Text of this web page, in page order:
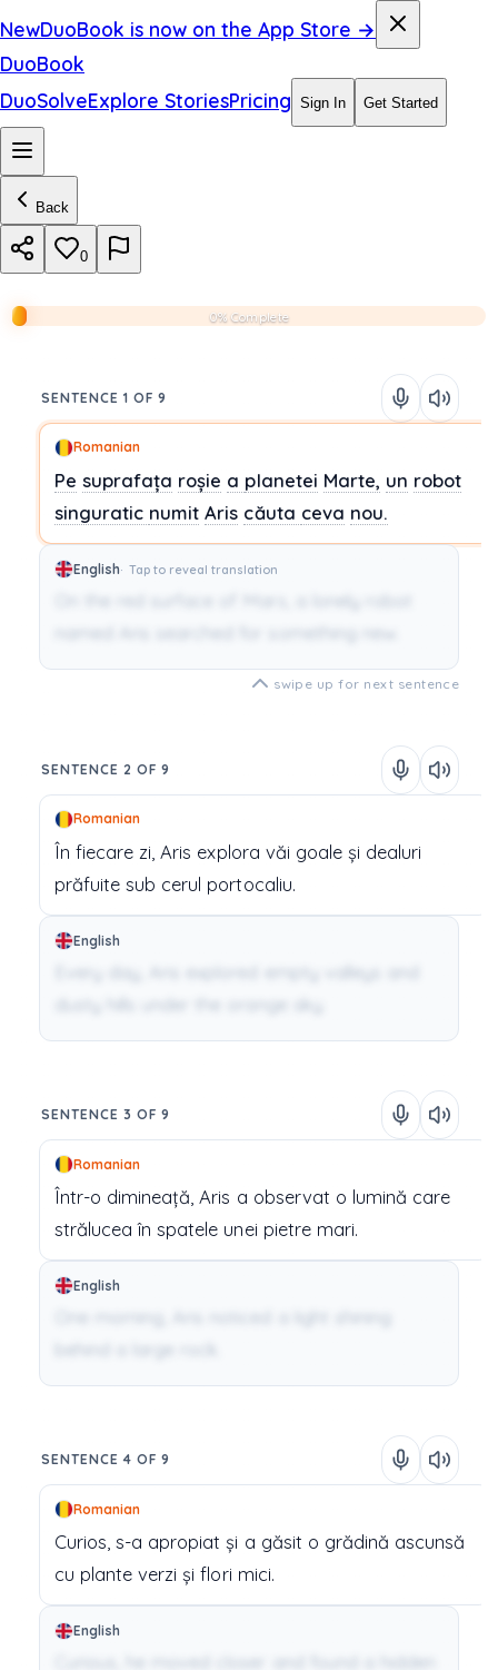
NewDuoBook is now on the App Store →
DuoBook
DuoSolveExplore StoriesPricing Sign In Get Started
Back
0
0% Complete
SENTENCE 1 OF 9
Romanian
Pe suprafața roșie a planetei Marte, un robot
singuratic numit Aris căuta ceva nou.
English Tap to reveal translation
swipe up for next sentence
SENTENCE 2 OF 9
Romanian
În fiecare zi, Aris explora văi goale și dealuri
prăfuite sub cerul portocaliu.
English
SENTENCE 3 OF 9
Romanian
Într-o dimineață, Aris a observat o lumină care
strălucea în spatele unei pietre mari.
English
SENTENCE 4 OF 9
Romanian
Curios, s-a apropiat și a găsit o grădină ascunsă
cu plante verzi și flori mici.
English